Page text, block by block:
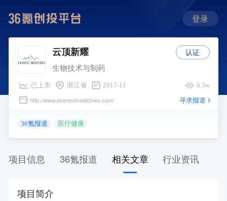
登录
云顶新耀
生物技术与制药
已上市 浙江省 2017-11 6.3w
http://www.everestmedicines.com/ 寻求报道
36氪报道 医疗健康
认证
项目信息 36氪报道 相关文章 行业资讯
项目简介